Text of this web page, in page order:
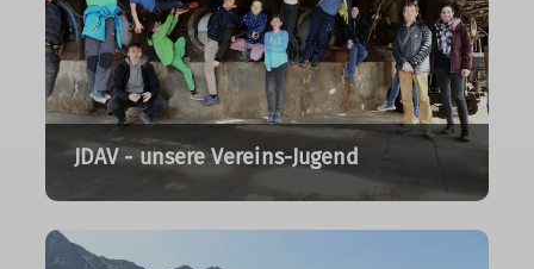
JDAV - unsere Vereins-Jugend